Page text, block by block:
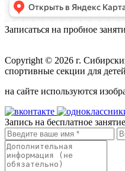
Записаться на пробное
Copyright © 2026 г.
спортивные секции для детей
на сайте используются
Запись на бесплатное занятие